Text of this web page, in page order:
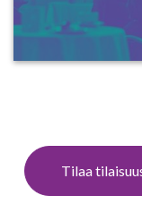
Tilaa